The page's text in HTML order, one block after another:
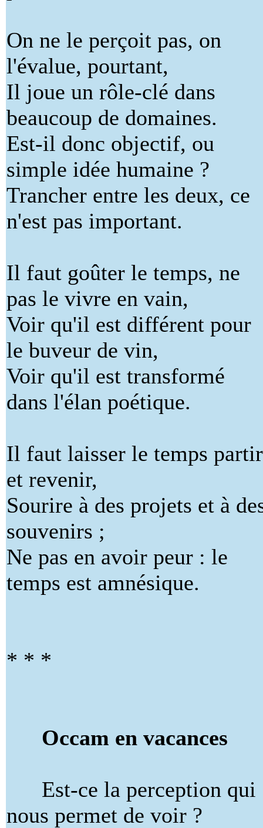
On ne le perçoit pas, on
l'évalue, pourtant,
Il joue un rôle-clé dans
beaucoup de domaines.
Est-il donc objectif, ou
simple idée humaine ?
Trancher entre les deux, ce
n'est pas important.
Il faut goûter le temps, ne
pas le vivre en vain,
Voir qu'il est différent pour
le buveur de vin,
Voir qu'il est transformé
dans l'élan poétique.
Il faut laisser le temps partir
et revenir,
Sourire à des projets et à
souvenirs ;
Ne pas en avoir peur : le
temps est amnésique.
* * *
Occam en vacances
Est-ce la perception qui
nous permet de voir ?